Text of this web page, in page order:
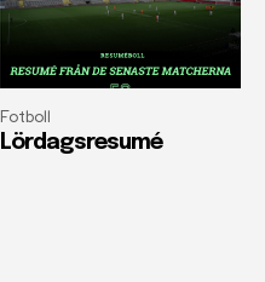
Fotboll
Lördagsresumé